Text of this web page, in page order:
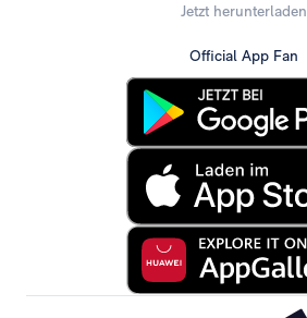
Jetzt herunterladen
Official App Fan